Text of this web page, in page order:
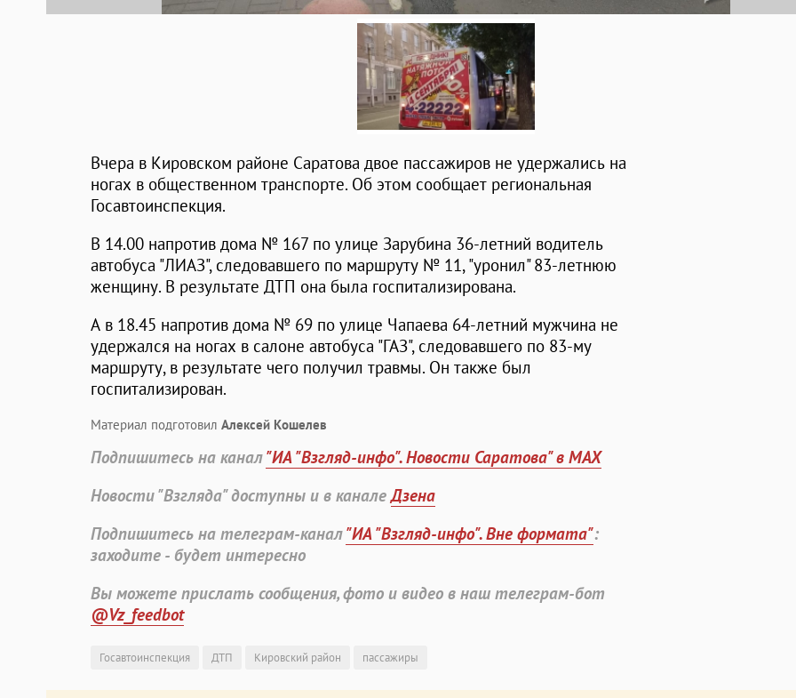
Вчера в Кировском районе Саратова двое пассажиров не удержались на
ногах в общественном транспорте. Об этом сообщает региональная
Госавтоинспекция.
В 14.00 напротив дома № 167 по улице Зарубина 36-летний водитель
автобуса "ЛИАЗ", следовавшего по маршруту № 11, "уронил" 83-летнюю
женщину. В результате ДТП она была госпитализирована.
А в 18.45 напротив дома № 69 по улице Чапаева 64-летний мужчина не
удержался на ногах в салоне автобуса "ГАЗ", следовавшего по 83-му
маршруту, в результате чего получил травмы. Он также был
госпитализирован.
Материал подготовил Алексей Кошелев
Подпишитесь на канал"ИА "Взгляд-инфо". Новости Саратова" в MAX
Новости "Взгляда" доступны и в каналеДзена
Подпишитесь на телеграм-канал"ИА "Взгляд-инфо". Вне формата":
заходите - будет интересно
Вы можете прислать сообщения, фото и видео в наш телеграм-бот
@Vz_feedbot
Госавтоинспекция ДТП Кировский район пассажиры